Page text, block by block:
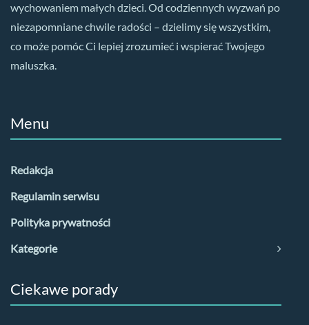
wychowaniem małych dzieci. Od codziennych wyzwań po
niezapomniane chwile radości – dzielimy się wszystkim,
co może pomóc Ci lepiej zrozumieć i wspierać Twojego
maluszka.
Menu
Redakcja
Regulamin serwisu
Polityka prywatności
Kategorie
Ciekawe porady